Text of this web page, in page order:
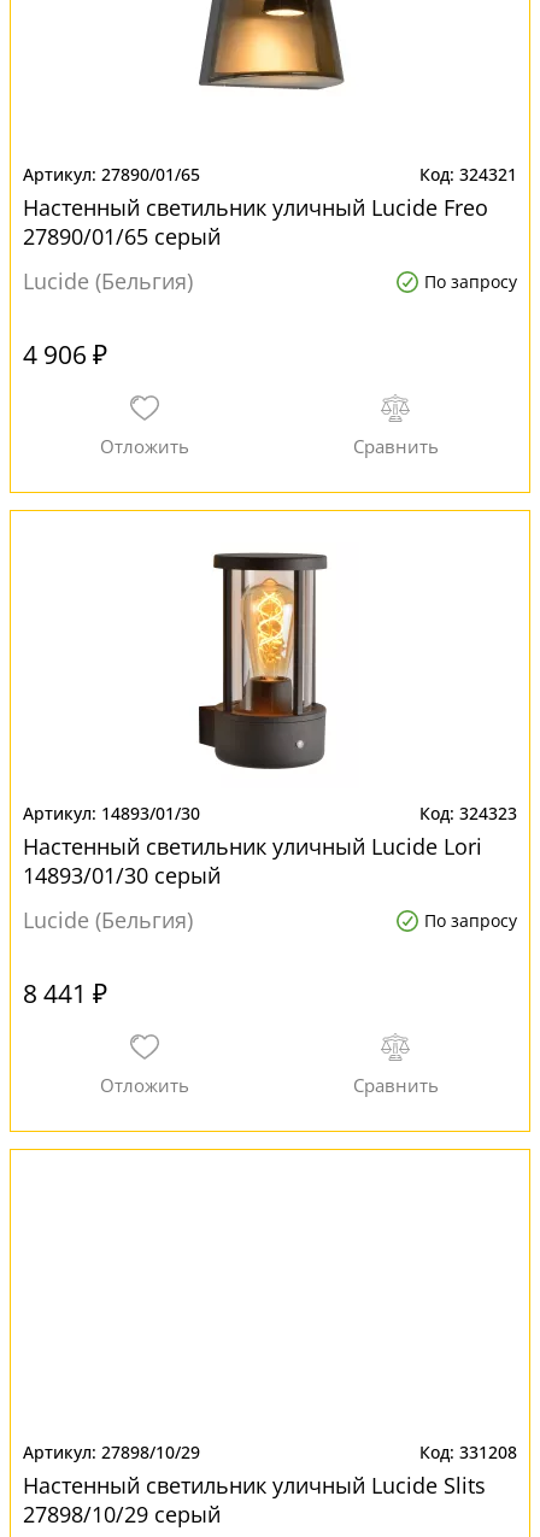
27890/01/65 324321
Настенный светильник уличный Lucide Freo
27890/01/65 серый
Lucide (Бельгия)
По запросу
4 906 ₽
14893/01/30 324323
Настенный светильник уличный Lucide Lori
14893/01/30 серый
Lucide (Бельгия)
По запросу
8 441 ₽
27898/10/29 331208
Настенный светильник уличный Lucide Slits
27898/10/29 серый